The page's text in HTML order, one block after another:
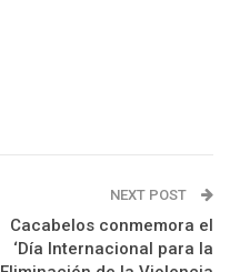
NEXT POST
Cacabelos conmemora el
‘Día Internacional para la